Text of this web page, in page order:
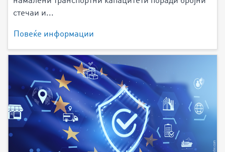
стечаи и...
Повеќе информации